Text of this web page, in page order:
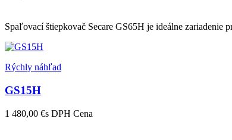
Spaľovací štiepkovač Secare GS65H je ideálne zariadenie
Rýchly náhľad
GS15H
1 480,00 €s DPH Cena